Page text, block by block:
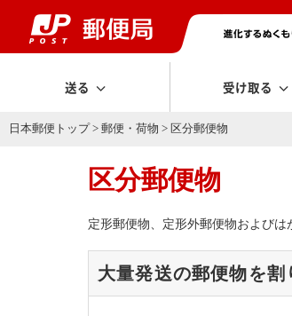
送る 受け取る
日本郵便トップ>郵便・荷物 > 区分郵便物
区分郵便物
定形郵便物、定形外郵便物およびは
大量発送の郵便物を割